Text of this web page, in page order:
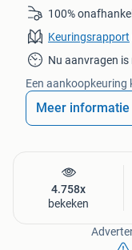
Voorstoelen
Overige
Anti doorSlip
Apple Carplay
Audio-Streaming
100%
Keuringsrapport
Nu aanvragen
Een aankoopkeuring
Meer informatie
4.758x
bekeken